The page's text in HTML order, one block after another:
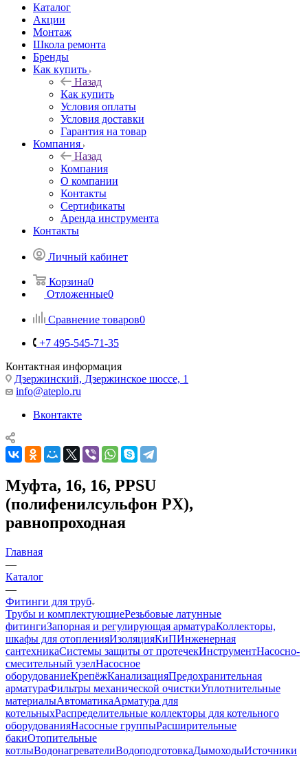
Каталог
Акции
Монтаж
Школа ремонта
Бренды
Как купить
Назад
Как купить
Условия оплаты
Условия доставки
Гарантия на товар
Компания
Назад
Компания
О компании
Контакты
Сертификаты
Аренда инструмента
Контакты
Личный кабинет
Корзина0
Отложенные0
Сравнение товаров0
+7 495-545-71-35
Контактная информация
Дзержинский, Дзержинское шоссе, 1
info@ateplo.ru
Вконтакте
Муфта, 16, 16, PPSU
(полифенилсульфон PX),
равнопроходная
Главная
—
Каталог
—
Фитинги для труб
Трубы и комплектующиеРезьбовые латунные
фитингиЗапорная и регулирующая арматураКоллекторы,
шкафы для отопленияИзоляцияКиПИнженерная
сантехникаСистемы защиты от протечекИнструментНасосно-
смесительный узелНасосное
оборудованиеКрепёжКанализацияПредохранительная
арматураФильтры механической очисткиУплотнительные
материалыАвтоматикаАрматура для
котельныхРаспределительные коллекторы для котельного
оборудованияНасосные группыРасширительные
бакиОтопительные
котлыВодонагревателиВодоподготовкаДымоходыИсточники